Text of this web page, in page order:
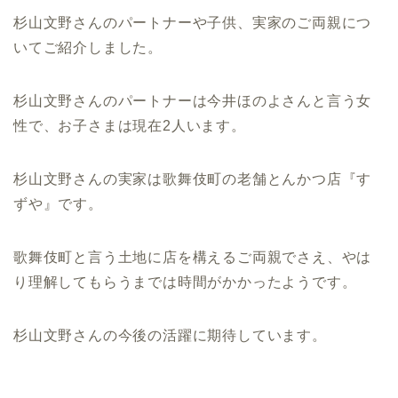
杉山文野さんのパートナーや子供、実家のご両親につ
いてご紹介しました。
杉山文野さんのパートナーは今井ほのよさんと言う女
性で、お子さまは現在2人います。
杉山文野さんの実家は歌舞伎町の老舗とんかつ店『す
ずや』です。
歌舞伎町と言う土地に店を構えるご両親でさえ、やは
り理解してもらうまでは時間がかかったようです。
杉山文野さんの今後の活躍に期待しています。